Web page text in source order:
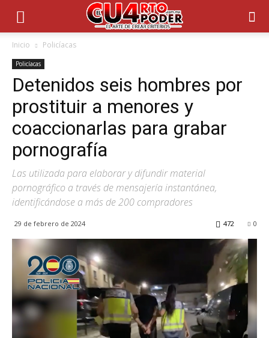
Inicio Policíacas
Policíacas
Detenidos seis hombres por
prostituir a menores y
coaccionarlas para grabar
pornografía
Las utilizada para elaborar y difundir material
pornográfico a través de mensajería instantánea,
identificándose a más de 200 compradores
29 de febrero de 2024 0
472